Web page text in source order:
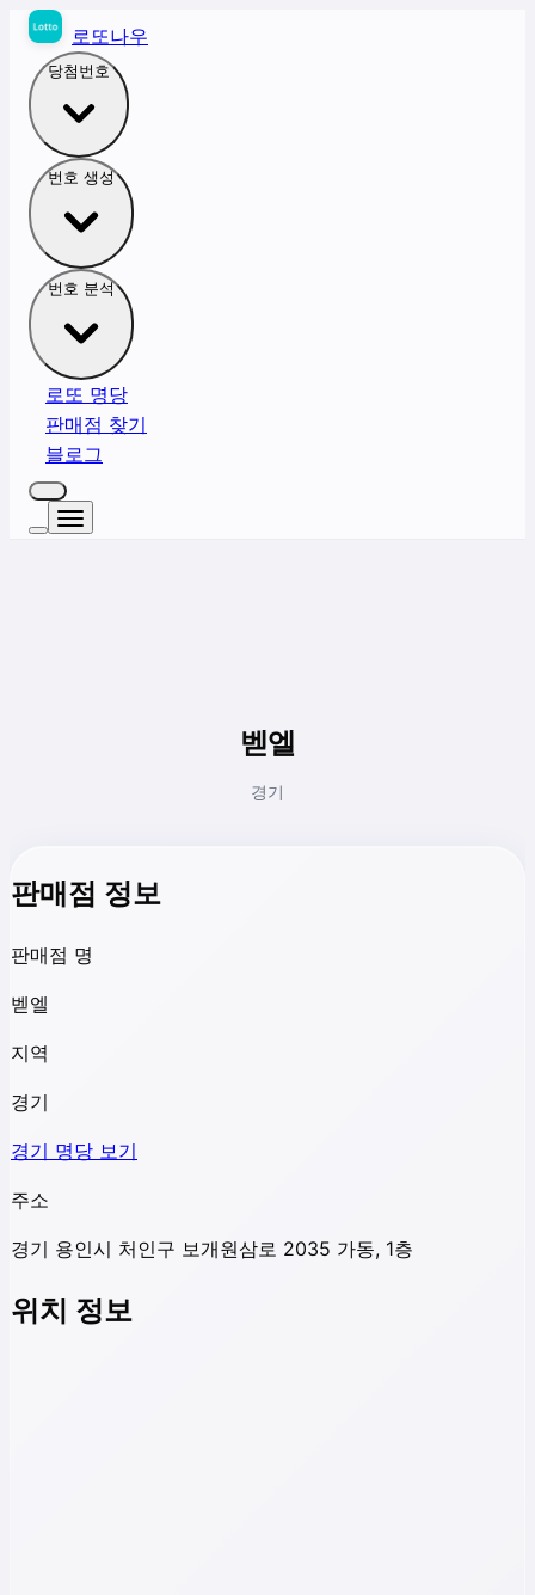
로또나우
당첨번호
번호 생성
번호 분석
로또 명당
판매점 찾기
블로그
벧엘
경기
판매점 정보
판매점 명
벧엘
지역
경기
경기 명당 보기
주소
경기 용인시 처인구 보개원삼로 2035 가동, 1층
위치 정보